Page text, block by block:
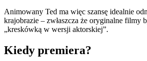
Animowany Ted ma więc szansę idealnie
krajobrazie – zwłaszcza że oryginalne filmy
„kreskówką w wersji aktorskiej”.
Kiedy premiera?